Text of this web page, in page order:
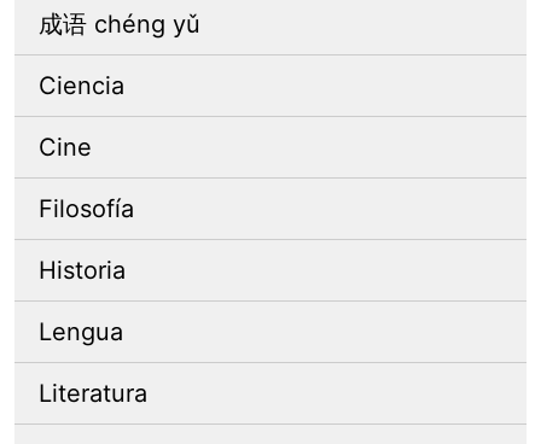
成语 chéng yǔ
Ciencia
Cine
Filosofía
Historia
Lengua
Literatura